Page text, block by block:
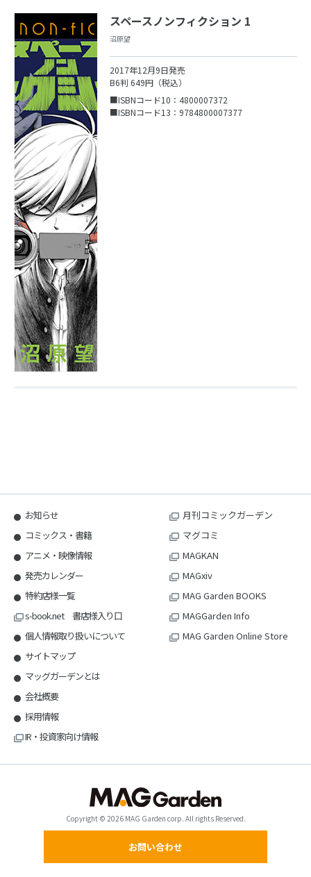
スペースノンフィクション 1
沼原望
2017年12月9日発売
B6判 649円（税込）
■ISBNコード10：4800007372
■ISBNコード13：9784800007377
お知らせ
コミックス・書籍
アニメ・映像情報
発売カレンダー
特約店様一覧
s-book.net 書店様入り口
個人情報取り扱いについて
サイトマップ
マッグガーデンとは
会社概要
採用情報
IR・投資家向け情報
月刊コミックガーデン
マグコミ
MAGKAN
MAGxiv
MAG Garden BOOKS
MAGGarden Info
MAG Garden Online Store
Copyright © 2026 MAG Garden corp. All rights Reserved.
お問い合わせ